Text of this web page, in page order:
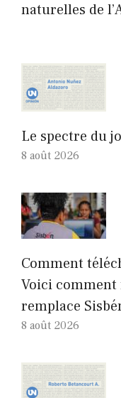
naturelles de
Le spectre du
8 août 2026
Comment
Voici
remplace
8 août 2026